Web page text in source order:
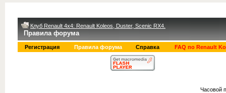
Клуб Renault 4x4: Renault Koleos, Duster, Scenic RX4.
Правила форума
Регистрация Правила форума Справка FAQ по Renault
Часовой